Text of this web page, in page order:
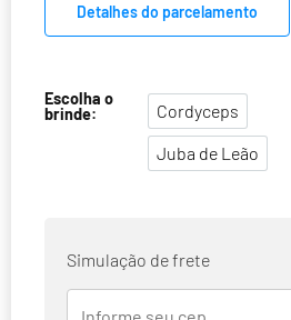
Detalhes do parcelamento
Escolha o
brinde:
Cordyceps
Cordyceps
Juba de Leão
Juba de Leão
Simulação de frete